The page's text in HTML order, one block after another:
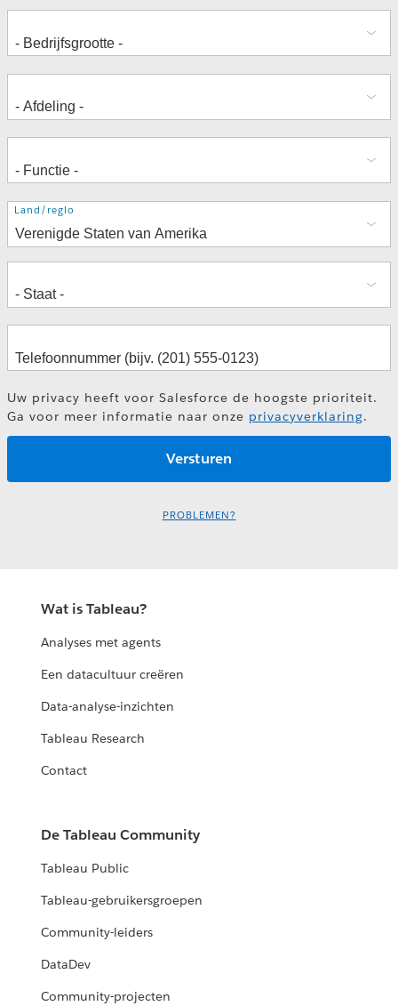
Adres
Land/regio
Uw privacy heeft voor Salesforce de hoogste prioriteit.
Ga voor meer informatie naar onze privacyverklaring.
PROBLEMEN?
Wat is Tableau?
Analyses met agents
Een datacultuur creëren
Data-analyse-inzichten
Tableau Research
Contact
De Tableau Community
Tableau Public
Tableau-gebruikersgroepen
Community-leiders
DataDev
Community-projecten